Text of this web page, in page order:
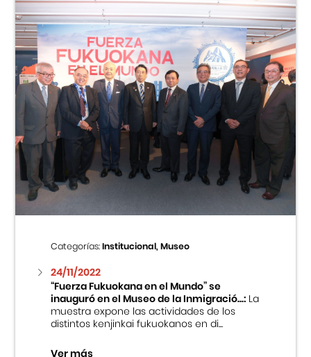
Categorías:Institucional, Museo
24/11/2022
“Fuerza Fukuokana en el Mundo” se
inauguró en el Museo de la Inmigració...:La
muestra expone las actividades de los
distintos kenjinkai fukuokanos en di...
Ver más